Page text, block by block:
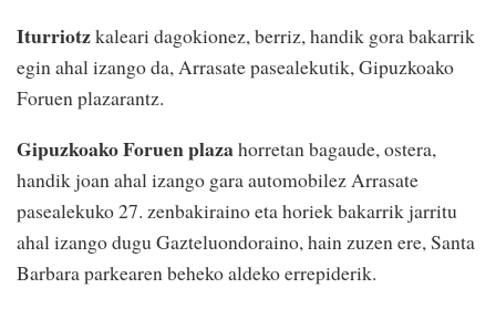
Iturriotzkaleari dagokionez, berriz, handik gora bakarrik
egin ahal izango da, Arrasate pasealekutik, Gipuzkoako
Foruen plazarantz.
Gipuzkoako Foruen plazahorretan bagaude, ostera,
handik joan ahal izango gara automobilez Arrasate
pasealekuko 27. zenbakiraino eta horiek bakarrik jarritu
ahal izango dugu Gazteluondoraino, hain zuzen ere, Santa
Barbara parkearen beheko aldeko errepiderik.